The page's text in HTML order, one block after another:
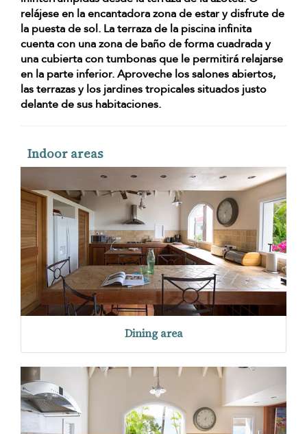
relájese en la encantadora zona de estar y disfrute de
la puesta de sol. La terraza de la piscina infinita
cuenta con una zona de baño de forma cuadrada y
una cubierta con tumbonas que le permitirá relajarse
en la parte inferior. Aproveche los salones abiertos,
las terrazas y los jardines tropicalessituados justo
delante de sus habitaciones.
Indoor areas
Dining area